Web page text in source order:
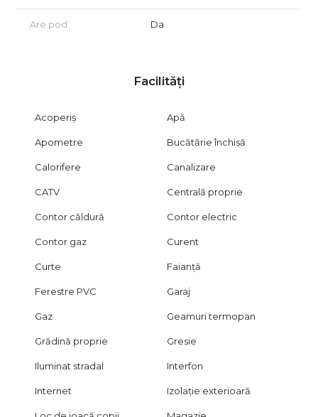
Are pod Da
Facilități
Acoperiș Apă
Apometre Bucătărie închisă
Calorifere Canalizare
CATV Centrală proprie
Contor căldură Contor electric
Contor gaz Curent
Curte Faianță
Ferestre PVC Garaj
Gaz Geamuri termopan
Grădină proprie Gresie
Iluminat stradal Interfon
Internet Izolație exterioară